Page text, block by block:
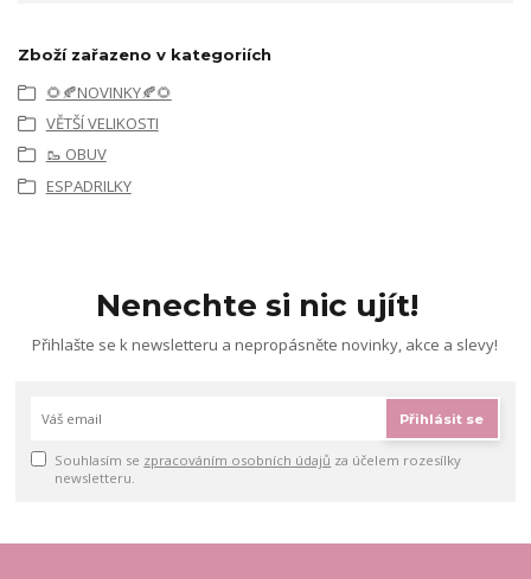
Zboží zařazeno v kategoriích
🌻🍂NOVINKY🍂🌻
VĚTŠÍ VELIKOSTI
🥾 OBUV
ESPADRILKY
Nenechte si nic ujít!
Přihlašte se k newsletteru a nepropásněte novinky, akce a slevy!
Přihlásit se
Souhlasím se zpracováním osobních údajů za účelem rozesílky
newsletteru.